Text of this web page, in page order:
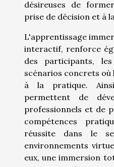
désireuses de
prise de décision et à
L'apprentissage
interactif, renforce
des participants,
scénarios concrets où
à la pratique.
permettent de
professionnels et de
compétences
réussite dans le
environnements
eux, une immersion